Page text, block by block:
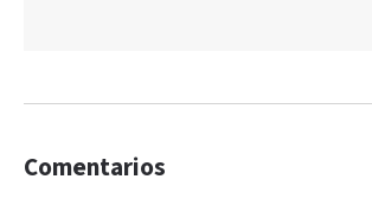
Comentarios